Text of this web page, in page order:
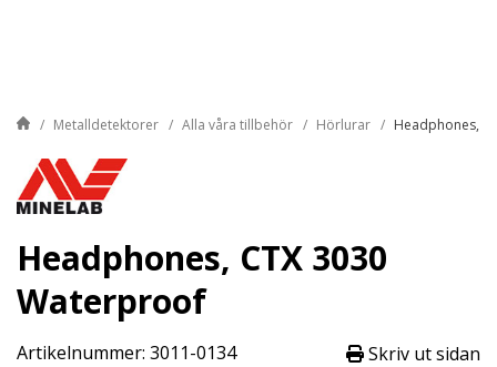
Metalldetektorer Alla våra tillbehör Hörlurar Headphones,
Headphones, CTX 3030
Waterproof
Artikelnummer: 3011-0134 Skriv ut sidan